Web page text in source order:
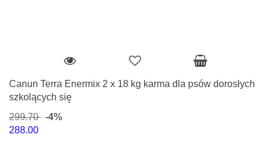
Canun Terra Enermix 2 x 18 kg karma dla psów dorosłych
szkolących się
299.70
-4%
288.00